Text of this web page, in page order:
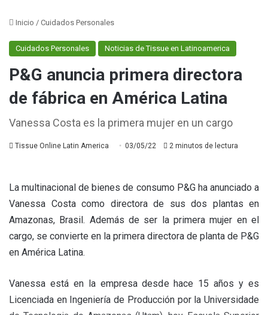
Inicio / Cuidados Personales
Cuidados Personales Noticias de Tissue en Latinoamerica
P&G anuncia primera directora
de fábrica en América Latina
Vanessa Costa es la primera mujer en un cargo
Tissue Online Latin America 03/05/22 2 minutos de lectura
La multinacional de bienes de consumo P&G ha anunciado a
Vanessa Costa como directora de sus dos plantas en
Amazonas, Brasil. Además de ser la primera mujer en el
cargo, se convierte en la primera directora de planta de P&G
en América Latina.
Vanessa está en la empresa desde hace 15 años y es
Licenciada en Ingeniería de Producción por la Universidade